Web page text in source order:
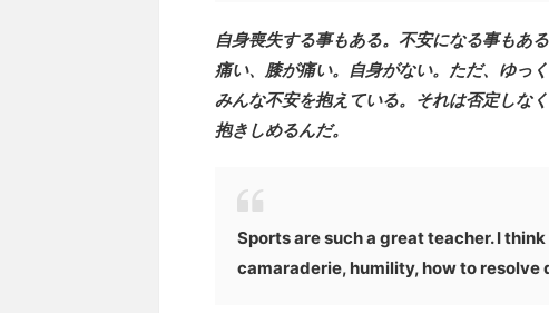
自身喪失する事もある。不安になる事もあ
痛い、膝が痛い。自身がない。ただ、ゆっ
みんな不安を抱えている。それは否定しな
抱きしめるんだ。
Sports are such a great teacher. I
camaraderie, humility, how to resolve